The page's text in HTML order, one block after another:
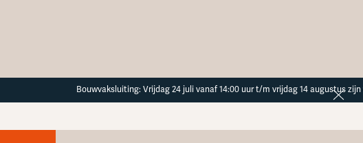
Bouwvaksluiting: Vrijdag 24 juli vanaf 14:00 uur t/m vrijdag 14 augustus